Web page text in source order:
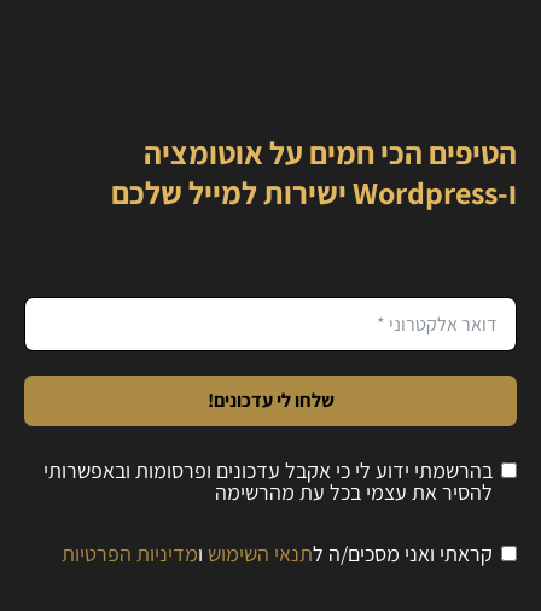
הטיפים הכי חמים על אוטומציה
ו-Wordpress ישירות למייל שלכם
שלחו לי עדכונים!
בהרשמתי ידוע לי כי אקבל עדכונים ופרסומות ובאפשרותי
להסיר את עצמי בכל עת מהרשימה
קראתי ואני מסכים/ה לתנאי השימוש ומדיניות הפרטיות